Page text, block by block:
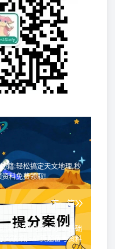
籍:轻松搞定天文地理,秒
料免费领取!
下一篇
读语法首考700分!零基础
破?附SAT真题备考资料